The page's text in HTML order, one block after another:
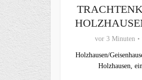
vor 3 Minuten
Holzhausen/
Holzhausen,